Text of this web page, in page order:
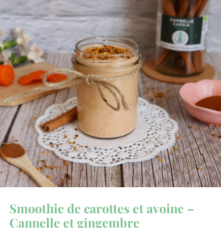
Smoothie de carottes et avoine –
Cannelle et gingembre